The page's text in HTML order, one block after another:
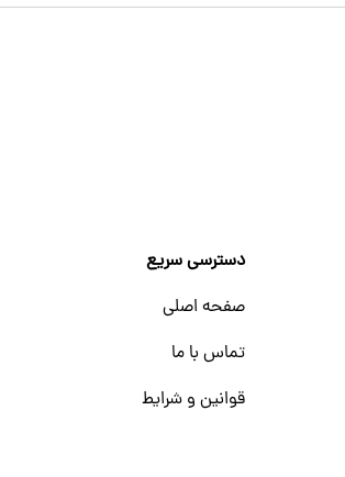
دسترسی سریع
صفحه اصلی
تماس با ما
قوانین و شرایط